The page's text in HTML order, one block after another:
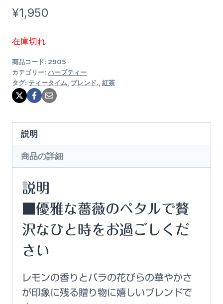
¥1,950
在庫切れ
商品コード: 2905
カテゴリー: ハーブティー
タグ: ティータイム ブレンド. 紅茶
説明
商品の詳細
説明
■優雅な薔薇のペタルで贅
沢なひと時をお過ごしくだ
さい
レモンの香りとバラの花びらの華やかさ
が印象に残る贈り物に嬉しいブレンドで